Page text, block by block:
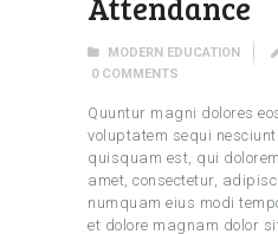
MODERN EDUCATION
0 COMMENTS
Quuntur magni dolores
voluptatem sequi
quisquam est, qui
amet, consectetur,
numquam eius modi
et dolore magnam dolor